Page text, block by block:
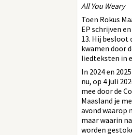
All You Weary
Toen Rokus
EP schrijven
13. Hij besloot
kwamen door
liedteksten in
In 2024 en
nu, op 4 juli
mee door de
Maasland je
avond waarop
maar waarin
worden